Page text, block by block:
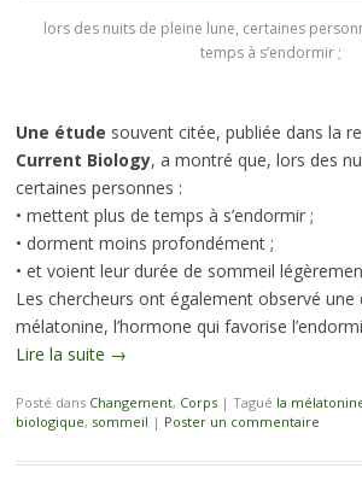
lors des nuits de pleine lune, certaines
temps à s’endormir ;
Une étude souvent citée, publiée dans la
Current Biology, a montré que, lors des
certaines personnes :
• mettent plus de temps à s’endormir ;
• dorment moins profondément ;
• et voient leur durée de sommeil
Les chercheurs ont également observé une
mélatonine, l’hormone qui favorise
Lire la suite →
Posté dans Changement, Corps | Tagué la
biologique, sommeil | Poster un commentaire